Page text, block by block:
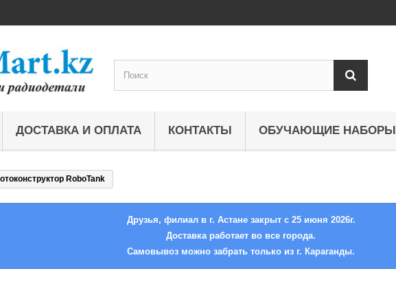
ДОСТАВКА И ОПЛАТА КОНТАКТЫ ОБУЧАЮЩИЕ НАБОРЫ
RoboTank
Друзья, филиал в г. Астане закрыт с 25 июня 2026г.
Доставка работает во все города.
Самовывоз можно забрать только из г. Караганды.